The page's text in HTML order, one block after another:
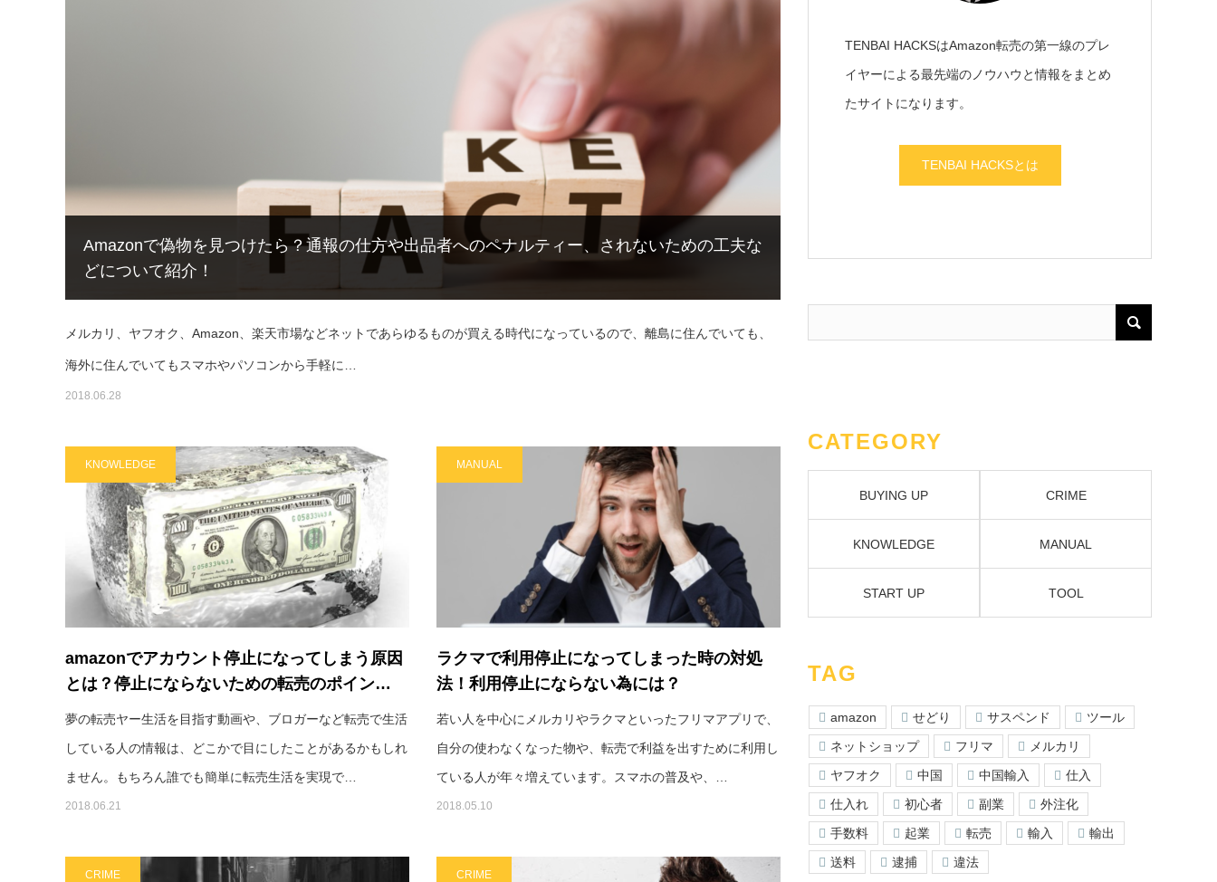
Amazonで偽物を見つけたら？通報の仕方や出品者へのペナルティー、されないための工夫な
どについて紹介！
メルカリ、ヤフオク、Amazon、楽天市場などネットであらゆるものが買える時代になっているので、離島に住んでいても、
海外に住んでいてもスマホやパソコンから手軽に…
2018.06.28
KNOWLEDGE
amazonでアカウント停止になってしまう原因
とは？停止にならないための転売のポイン…
夢の転売ヤー生活を目指す動画や、ブロガーなど転売で生活
している人の情報は、どこかで目にしたことがあるかもしれ
ません。もちろん誰でも簡単に転売生活を実現で…
2018.06.21
MANUAL
ラクマで利用停止になってしまった時の対処
法！利用停止にならない為には？
若い人を中心にメルカリやラクマといったフリマアプリで、
自分の使わなくなった物や、転売で利益を出すために利用し
ている人が年々増えています。スマホの普及や、…
2018.05.10
CRIME CRIME
TENBAI HACKSはAmazon転売の第一線のプレ
イヤーによる最先端のノウハウと情報をまとめ
たサイトになります。
TENBAI HACKSとは
CATEGORY
BUYING UP CRIME
KNOWLEDGE MANUAL
START UP TOOL
TAG
amazon せどり サスペンド
ツール
ネットショップ
フリマ
メルカリ
ヤフオク
中国 中国輸入
仕入
仕入れ
初心者 副業
外注化
手数料
起業 転売 輸入
輸出
送料
逮捕 違法